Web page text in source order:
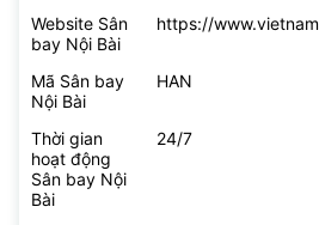
Website Sân
bay Nội Bài
https://
Mã Sân bay
Nội Bài
HAN
Thời gian
hoạt động
Sân bay Nội
Bài
24/7